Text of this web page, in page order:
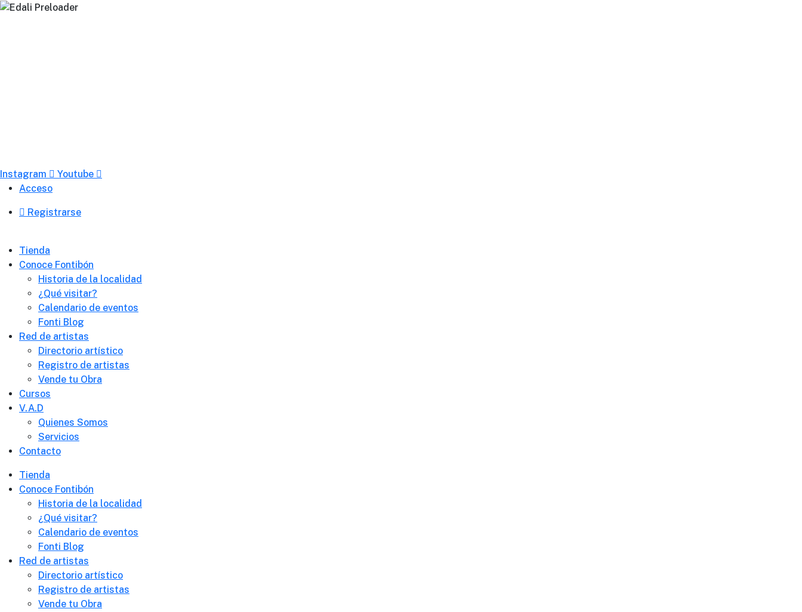
Instagram
Youtube
Acceso
Registrarse
Tienda
Conoce Fontibón
Historia de la localidad
¿Qué visitar?
Calendario de eventos
Fonti Blog
Red de artistas
Directorio artístico
Registro de artistas
Vende tu Obra
Cursos
V.A.D
Quienes Somos
Servicios
Contacto
Tienda
Conoce Fontibón
Historia de la localidad
¿Qué visitar?
Calendario de eventos
Fonti Blog
Red de artistas
Directorio artístico
Registro de artistas
Vende tu Obra